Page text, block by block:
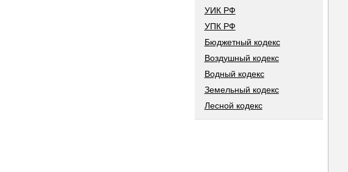
УИК РФ
УПК РФ
Бюджетный кодекс
Воздушный кодекс
Водный кодекс
Земельный кодекс
Лесной кодекс